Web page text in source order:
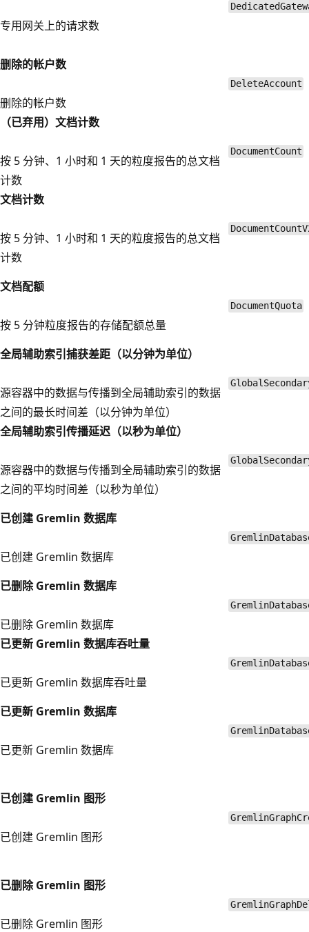
专用网关上的请求数
删除的帐户数
删除的帐户数
DeleteAccount
（已弃用）文档计数
按 5 分钟、1 小时和 1 天的粒度报告的总文档
计数
DocumentCount
文档计数
按 5 分钟、1 小时和 1 天的粒度报告的总文档
计数
文档配额
按 5 分钟粒度报告的存储配额总量
DocumentQuota
全局辅助索引捕获差距（以分钟为单位）
源容器中的数据与传播到全局辅助索引的数据
之间的最长时间差（以分钟为单位）
全局辅助索引传播延迟（以秒为单位）
源容器中的数据与传播到全局辅助索引的数据
之间的平均时间差（以秒为单位）
已创建 Gremlin 数据库
已创建 Gremlin 数据库
已删除 Gremlin 数据库
已删除 Gremlin 数据库
已更新 Gremlin 数据库吞吐量
已更新 Gremlin 数据库吞吐量
已更新 Gremlin 数据库
已更新 Gremlin 数据库
已创建 Gremlin 图形
已创建 Gremlin 图形
已删除 Gremlin 图形
已删除 Gremlin 图形